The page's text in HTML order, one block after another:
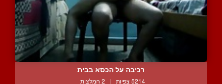
רכיבה על הכסא בבית
5214 צפיות | 2 המלצות